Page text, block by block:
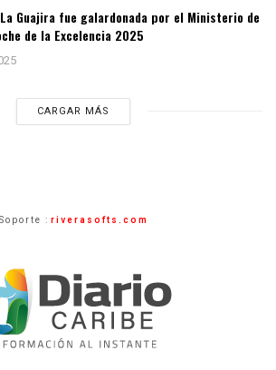
Guajira fue galardonada por el Ministerio de
de la Excelencia 2025
CARGAR MÁS
Soporte : riverasofts.com